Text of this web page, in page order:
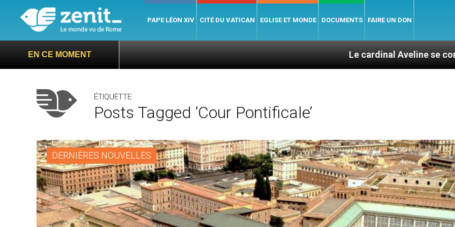
PAPE LÉON XIV CITÉ DU VATICAN EGLISE ET MONDE DOCUMENTS FAIRE UN DON
EN CE MOMENT Le cardinal Aveline se confie : entre
ÉTIQUETTE
Posts Tagged ‘cour Pontificale’
DERNIÈRES NOUVELLES